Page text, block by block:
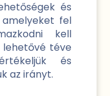
és
fel
kell
lehetővé téve
és
az irányt.